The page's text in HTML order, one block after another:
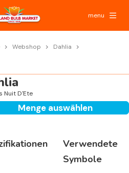
menu
Webshop
Dahlia
Nuit D'Ete
Menge auswählen
Verwendete
Symbole